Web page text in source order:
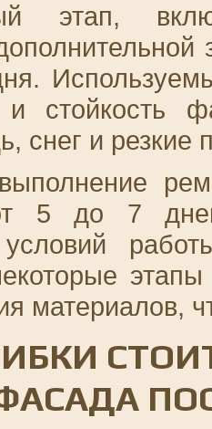
этап,
и стойкость
снег и резкие
от 5 до 7
условий
материалов,